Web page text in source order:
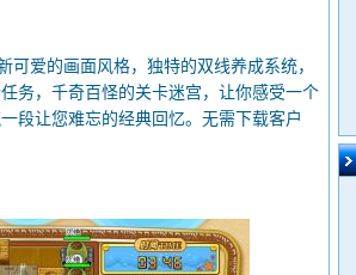
爱的画面风格，独特的双线养成系统，
务，千奇百怪的关卡迷宫，让你感受一个
段让您难忘的经典回忆。无需下载客户